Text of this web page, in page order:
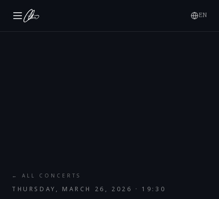
EN
← ALL CONCERTS
THURSDAY, MARCH 26, 2026 · 19:30